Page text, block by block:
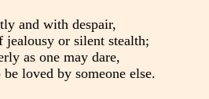
and with despair,
jealousy or silent stealth;
as one may dare,
loved by someone else.